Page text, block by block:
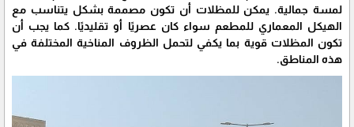
لمسة جمالية. يمكن للمظلات أن تكون مصممة بشكل يتناسب مع
الهيكل المعماري للمطعم سواء كان عصريًا أو تقليديًا. كما يجب أن
تكون المظلات قوية بما يكفي لتحمل الظروف المناخية المختلفة في
هذه المناطق.